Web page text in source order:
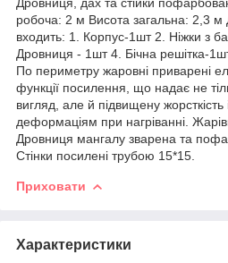
робоча: 2 м Висота загальна: 2,3 м
входить: 1. Корпус-1шт 2. Ніжки з
Дровниця - 1шт 4. Бічна решітка-
По периметру жаровні приварені
функції посилення, що надає не
вигляд, але й підвищену
деформаціям при нагріванні.
Дровниця мангалу зварена та
Стінки посилені трубою 15*15.
Приховати
Характеристики